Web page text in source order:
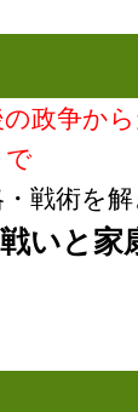
政争か
で
戦術を解
いと家